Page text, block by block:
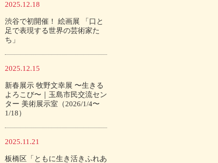
2025.12.18
渋谷で初開催！ 絵画展 「口と
足で表現する世界の芸術家た
ち」
2025.12.15
新春展示 牧野文幸展 〜生きる
よろこび〜｜玉島市民交流セン
ター 美術展示室（2026/1/4〜
1/18）
2025.11.21
板橋区「ともに生き活きふれあ